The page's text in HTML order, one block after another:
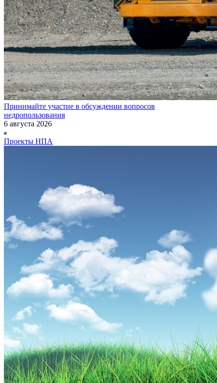
Принимайте участие в обсуждении вопросов
недропользования
6 августа 2026
Проекты НПА